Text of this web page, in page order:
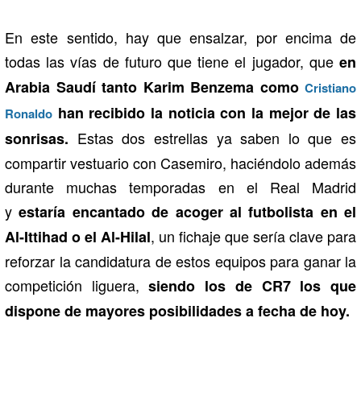
En este sentido, hay que ensalzar, por encima de
todas las vías de futuro que tiene el jugador, que en
Arabia Saudí tanto Karim Benzema como Cristiano
Ronaldo han recibido la noticia con la mejor de las
sonrisas. Estas dos estrellas ya saben lo que es
compartir vestuario con Casemiro, haciéndolo además
durante muchas temporadas en el Real Madrid
yestaría encantado de acoger al futbolista en el
Al-Ittihad o el Al-Hilal, un fichaje que sería clave para
reforzar la candidatura de estos equipos para ganar la
competición liguera,siendo los de CR7 los que
dispone de mayores posibilidades a fecha de hoy.